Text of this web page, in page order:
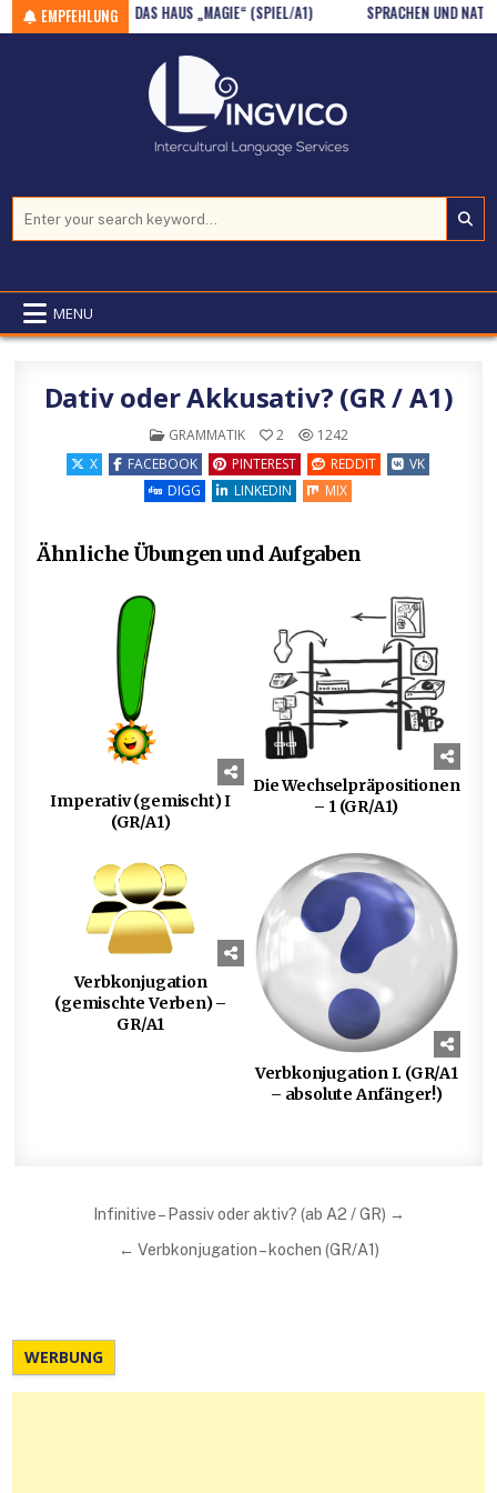
Skip to content
EMPFEHLUNG
(GR / A2) DAS HAUS „MAGIE“ (SPIEL/A1) SPRACHEN UND
MENU
Dativ oder Akkusativ? (GR / A1)
POSTED IN
GRAMMATIK 2
1242
X
FACEBOOK PINTEREST REDDIT
VK
DIGG
LINKEDIN MIX
Ähnliche Übungen und Aufgaben
Imperativ (gemischt) I
(GR/A1)
Die Wechselpräpositionen
– 1 (GR/A1)
Verbkonjugation
(gemischte Verben) –
GR/A1
Verbkonjugation I. (GR/A1
– absolute Anfänger!)
Beitragsnavigation
Infinitive – Passiv oder aktiv? (ab A2 / GR) →
← Verbkonjugation – kochen (GR/A1)
WERBUNG